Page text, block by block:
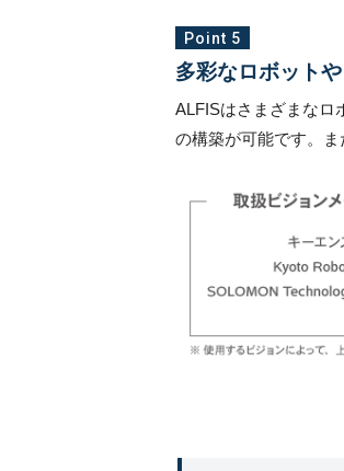
Point 5
多彩なロボット
ALFISはさまざまなロ
の構築が可能です。ま